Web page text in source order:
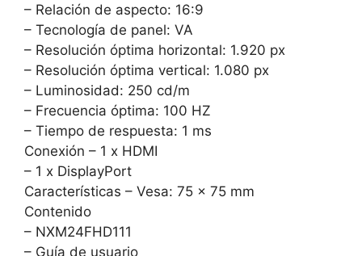
– Relación de aspecto: 16:9
– Tecnología de panel: VA
– Resolución óptima horizontal: 1.920 px
– Resolución óptima vertical: 1.080 px
– Luminosidad: 250 cd/m
– Frecuencia óptima: 100 HZ
– Tiempo de respuesta: 1 ms
Conexión – 1 x HDMI
– 1 x DisplayPort
Características – Vesa: 75 x 75 mm
Contenido
– NXM24FHD111
– Guía de usuario